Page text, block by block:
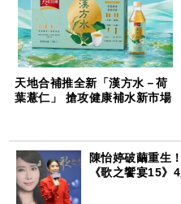
天地合補推全新「漢方水－荷
葉薏仁」 搶攻健康補水新市場
陳怡婷破繭重生
《歌之饗宴15》